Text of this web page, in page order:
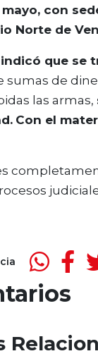
mayo, con
Norte de
que se
sumas de
las armas,
Con el